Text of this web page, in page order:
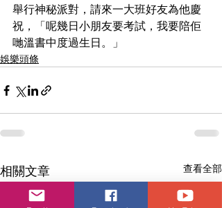
舉行神秘派對，請來一大班好友為他慶
祝，「呢幾日小朋友要考試，我要陪佢
哋溫書中度過生日。」
娛樂頭條
相關文章 查看全部